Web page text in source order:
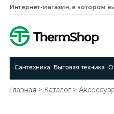
Интернет-магазин, в котором
Сантехника Бытовая техника
Главная > Каталог >